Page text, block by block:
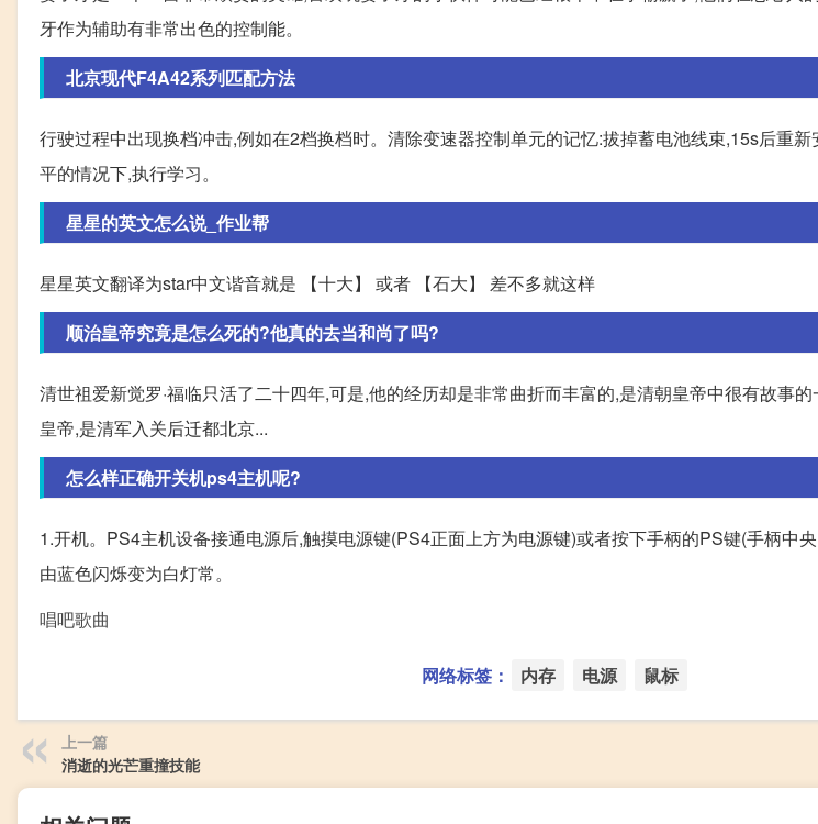
牙作为辅助有非常出色的控制能。
北京现代F4A42系列匹配方法
行驶过程中出现换档冲击,例如在2档换档时。清除变速器控制单元的记忆:拔掉蓄电池线束,15s后重
平的情况下,执行学习。
星星的英文怎么说_作业帮
星星英文翻译为star中文谐音就是 【十大】 或者 【石大】 差不多就这样
顺治皇帝究竟是怎么死的?他真的去当和尚了吗?
清世祖爱新觉罗·福临只活了二十四年,可是,他的经历却是非常曲折而丰富的,是清朝皇帝中很有故事
皇帝,是清军入关后迁都北京...
怎么样正确开关机ps4主机呢?
1.开机。PS4主机设备接通电源后,触摸电源键(PS4正面上方为电源键)或者按下手柄的PS键(手柄中
由蓝色闪烁变为白灯常。
唱吧歌曲
网络标签： 内存 电源 鼠标
上一篇
消逝的光芒重撞技能